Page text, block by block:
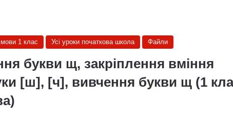
мови 1 клас Усі уроки початкова школа Файли
букви щ, закріплення вміння
[ш], [ч], вивчення букви щ (1